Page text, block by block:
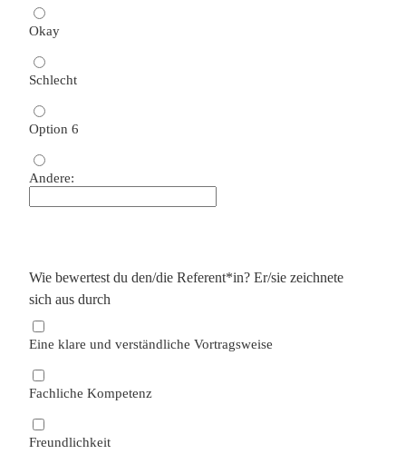
Okay
Schlecht
Option 6
Andere:
Wie bewertest du den/die Referent*in? Er/sie zeichnete
sich aus durch
Eine klare und verständ­liche Vortrags­weise
Fachliche Kompetenz
Freund­lichkeit